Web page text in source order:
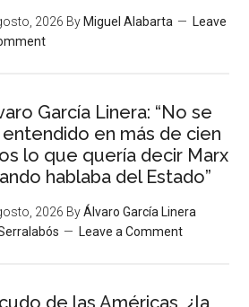
2026 By Miguel Alabarta
Leave
García Linera: “No se
entendido en más de cien
lo que quería decir Marx
hablaba del Estado”
2026 ByÁlvaro García Linera
Leave a Comment